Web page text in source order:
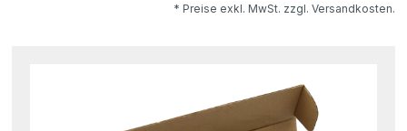
* Preise exkl. MwSt. zzgl. Versandkosten.